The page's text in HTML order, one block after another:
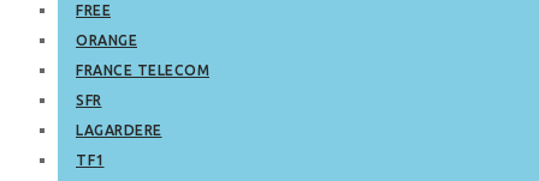
FREE
ORANGE
FRANCE TELECOM
SFR
LAGARDERE
TF1